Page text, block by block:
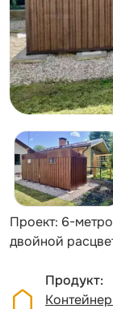
Проект: 6-
двойной
Продукт